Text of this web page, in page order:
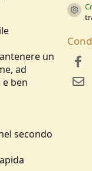
un
ad
ben
secondo